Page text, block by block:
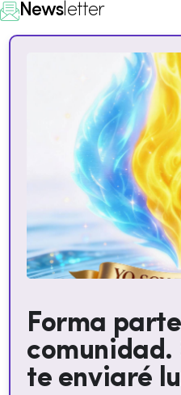
Newsletter
Forma
comunidad.
te enviaré